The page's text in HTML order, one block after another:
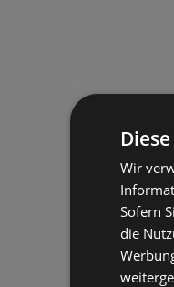
Wir
Sofern
die